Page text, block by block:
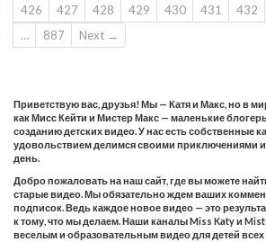
426
427 428 429 430 431 432
…
887 Next →
Приветствую вас, друзья! Мы — Катя и Макс, но в
как Мисс Кейти и Мистер Макс — маленькие
созданию детских видео. У нас есть собственные
удовольствием делимся своими приключениями
день.
Добро пожаловать на наш сайт, где вы можете
старые видео. Мы обязательно ждем ваших
подписок. Ведь каждое новое видео — это
к тому, что мы делаем. Наши каналы Miss Katy и
веселым и образовательным видео для детей всех